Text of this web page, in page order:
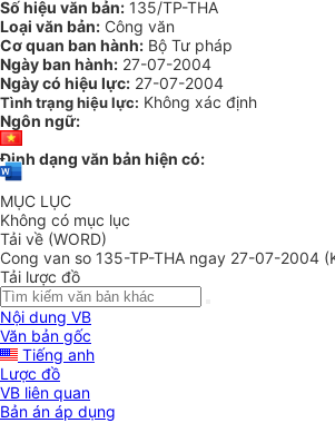
Số hiệu văn bản: 135/TP-THA
Loại văn bản: Công văn
Cơ quan ban hành: Bộ Tư pháp
Ngày ban hành: 27-07-2004
Ngày có hiệu lực: 27-07-2004
Tình trạng hiệu lực: Không xác định
Ngôn ngữ:
Định dạng văn bản hiện có:
MỤC LỤC
Không có mục lục
Tải về (WORD)
Cong van so 135-TP-THA ngay 27-07-2004
Tải lược đồ
Nội dung VB
Văn bản gốc
Tiếng anh
Lược đồ
VB liên quan
Bản án áp dụng